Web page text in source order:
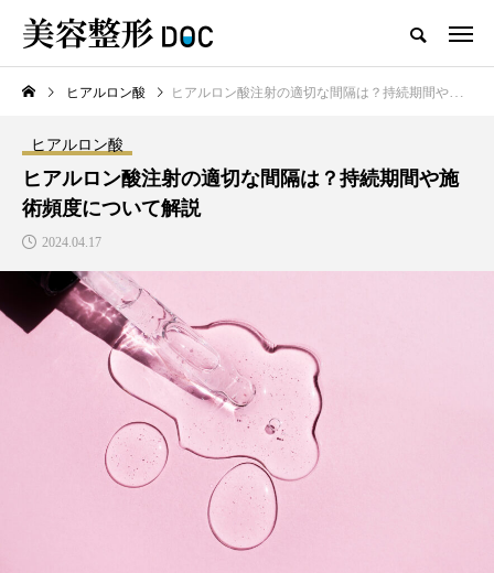
TOP ヒアルロン酸 婦人科形成
新着記事
注目のトピック
ヒアルロン酸 ヒアルロン酸注射の適切な間隔は？持続期間や施術頻度について解説
ヒアルロン酸
ヒアルロン酸注射の適切な間隔は？持続期間や施
術頻度について解説
2024.04.17